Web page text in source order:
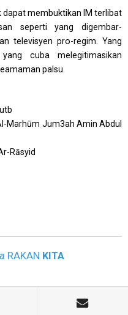
dapat membuktikan IM terlibat
seperti yang digembar-
televisyen pro-regim. Yang
cuba melegitimasikan
palsu.
Marhūm Jum3ah Amin Abdul
Rāsyid
RAKAN KITA